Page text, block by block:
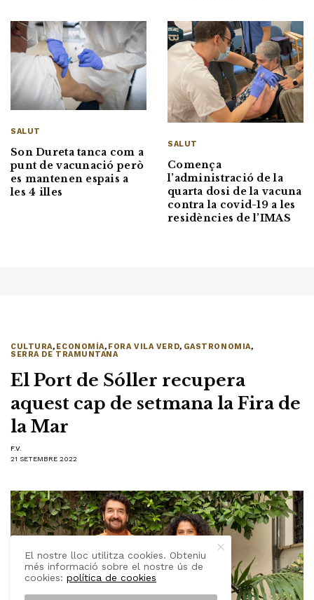
SALUT
Son Dureta tanca com a
punt de vacunació però
es mantenen espais a
les 4 illes
SALUT
Comença
l’administració de la
quarta dosi de la vacuna
contra la covid-19 a les
residències de l’IMAS
CULTURA, ECONOMÍA, FORA VILA VERD, GASTRONOMIA,
SERRA DE TRAMUNTANA
El Port de Sóller recupera
aquest cap de setmana la Fira de
la Mar
F.V.
21 SETEMBRE 2022
El nostre lloc utilitza cookies. Obteniu
més informació sobre el nostre ús de
cookies:política de cookies